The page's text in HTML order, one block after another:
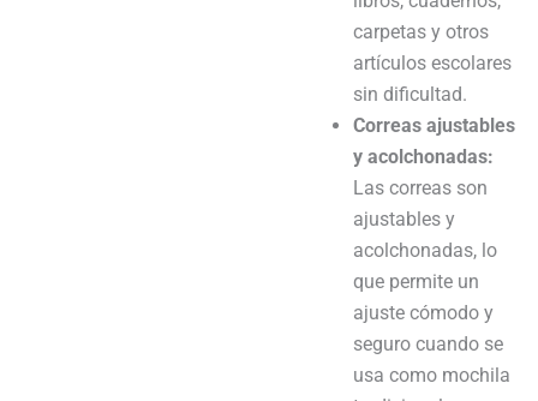
carpetas y otros
artículos escolares
sin dificultad.
Correas ajustables
y acolchonadas:
Las correas son
ajustables y
acolchonadas, lo
que permite un
ajuste cómodo y
seguro cuando se
usa como mochila